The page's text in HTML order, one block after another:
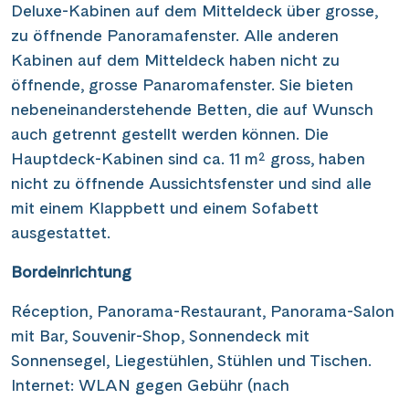
Deluxe-Kabinen auf dem Mitteldeck über grosse,
zu öffnende Panoramafenster. Alle anderen
Kabinen auf dem Mitteldeck haben nicht zu
öffnende, grosse Panaromafenster. Sie bieten
nebeneinanderstehende Betten, die auf Wunsch
auch getrennt gestellt werden können. Die
Hauptdeck-Kabinen sind ca. 11 m² gross, haben
nicht zu öffnende Aussichtsfenster und sind alle
mit einem Klappbett und einem Sofabett
ausgestattet.
Bordeinrichtung
Réception, Panorama-Restaurant, Panorama-Salon
mit Bar, Souvenir-Shop, Sonnendeck mit
Sonnensegel, Liegestühlen, Stühlen und Tischen.
Internet: WLAN gegen Gebühr (nach